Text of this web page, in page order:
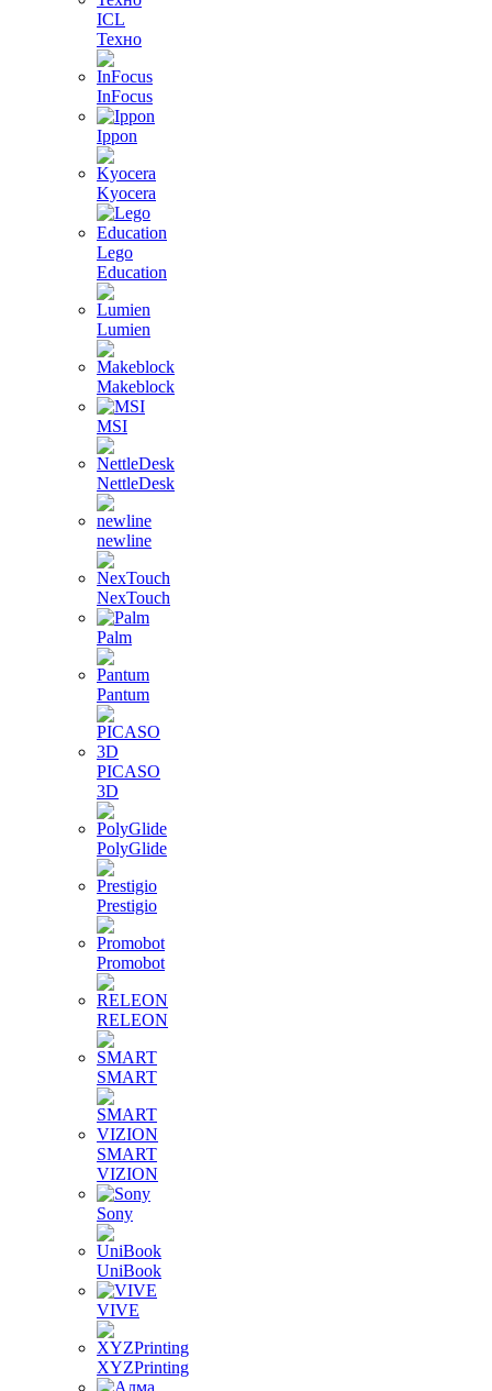
ICL
Техно
InFocus
Ippon
Kyocera
Lego
Education
Lumien
Makeblock
MSI
NettleDesk
newline
NexTouch
Palm
Pantum
PICASO
3D
PolyGlide
Prestigio
Promobot
RELEON
SMART
SMART
VIZION
Sony
UniBook
VIVE
XYZPrinting